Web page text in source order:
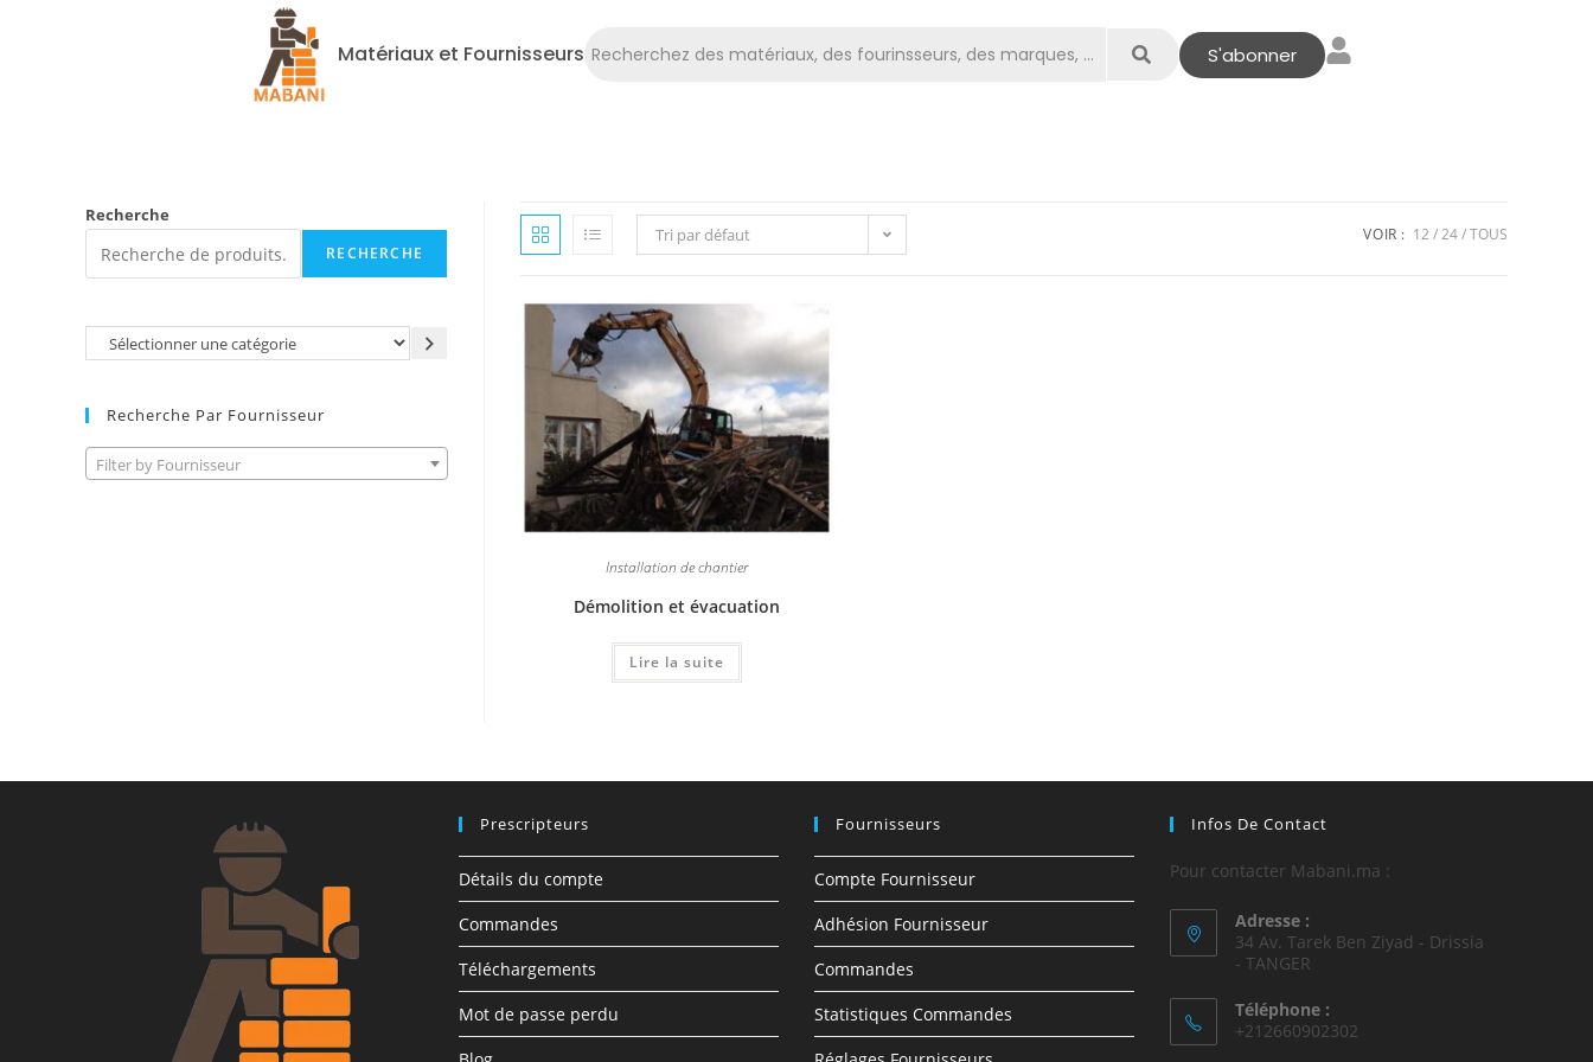
Matériaux et Fournisseurs S'abonner
Tri par défaut VOIR : 12 24 TOUS
Installation de chantier
Démolition et évacuation
Lire la suite
Recherche
RECHERCHE
Recherche Par Fournisseur
Filter by Fournisseur
Prescripteurs
Détails du compte
Commandes
Téléchargements
Mot de passe perdu
Fournisseurs
Compte Fournisseur
Adhésion Fournisseur
Commandes
Statistiques Commandes
Infos De Contact
Pour contacter Mabani.ma :
Adresse :
34 Av. Tarek Ben Ziyad - Drissia
- TANGER
Téléphone :
+212660902302